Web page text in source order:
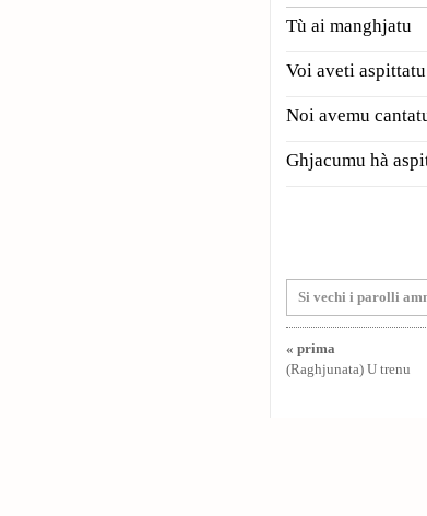
Tù ai manghjatu
Voi aveti aspittatu
Noi avemu
Ghjacumu hà
Si vechi i parolli
« prima
(Raghjunata) U trenu